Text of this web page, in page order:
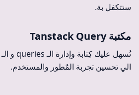
ستتكفل بة.
مكتبة Tanstack Query
الي تحسين تجربة المٌطور والمستخدم.